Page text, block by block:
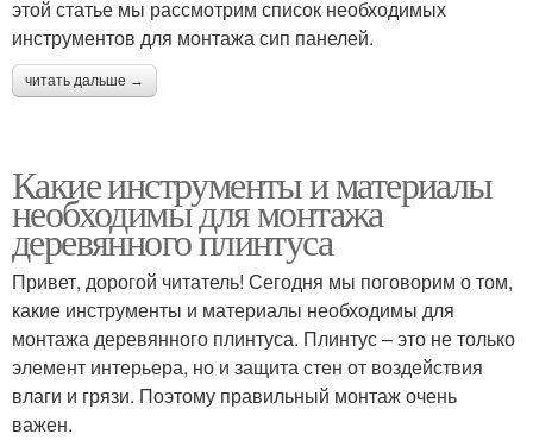
этой статье мы рассмотрим список необходимых
инструментов для монтажа сип панелей.
читать дальше →
Какие инструменты и материалы
необходимы для монтажа
деревянного плинтуса
Привет, дорогой читатель! Сегодня мы поговорим о том,
какие инструменты и материалы необходимы для
монтажа деревянного плинтуса. Плинтус – это не только
элемент интерьера, но и защита стен от воздействия
влаги и грязи. Поэтому правильный монтаж очень
важен.